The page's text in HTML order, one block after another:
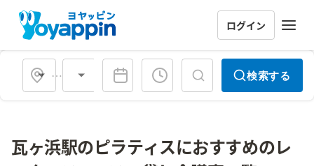
ログイン
会場タイプ 検索する
瓦ヶ浜駅のピラティスにおすすめのレ